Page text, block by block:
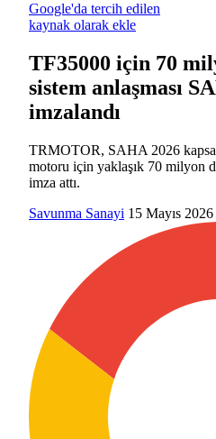
Google'da tercih edilen
kaynak olarak ekle
TF35000 için 70
sistem anlaşması
imzalandı
TRMOTOR, SAHA 2026
motoru için yaklaşık 70 milyon
imza attı.
Savunma Sanayi 15 Mayıs